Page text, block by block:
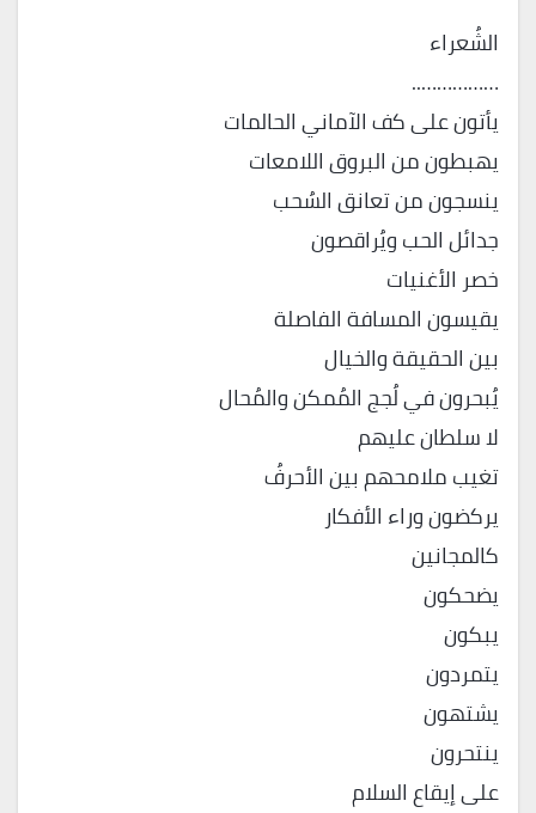
الشُعراء
……………..
يأتون على كف الآماني الحالمات
يهبطون من البروق اللامعات
ينسجون من تعانق السُحب
جدائل الحب ويُراقصون
خصر الأغنيات
يقيسون المسافة الفاصلة
بين الحقيقة والخيال
يُبحرون في لُجج المُمكن والمُحال
لا سلطان عليهم
تغيب ملامحهم بين الأحرفُ
يركضون وراء الأفكار
كالمجانين
يضحكون
يبكون
يتمردون
يشتهون
ينتحرون
على إيقاع السلام